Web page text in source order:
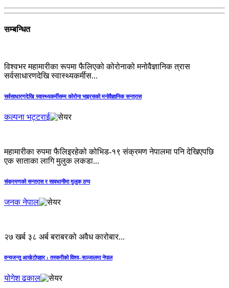
सम्बन्धित
विश्वभर महामारीका रूपमा फैलिएको कोरोनाको मनोवैज्ञानिक त्रास
सर्वसाधारणदेखि स्वास्थ्यकर्मीस...
सर्वसाधारणदेखि स्वास्थ्यकर्मीसम्म कोरोना भाइरसको मनोवैज्ञानिक सन्त्रास
कल्पना भट्टराई
महामारीका रुपमा फैलिइरहेको कोभिड-१९ संक्रमण नेपालमा पनि देखिएपछि
एक साताका लागि मुलुक लकडा...
संक्रमणको सन्त्रास र सावधानीमा मुलुक ठप्प
जनक नेपाल
२७ खर्ब ३८ अर्ब बराबर को अवैध कारोबार...
वन्यजन्तु आखेटोपहार : तस्करीको विश्व–सञ्जालमा नेपाल
योगेश ढकाल